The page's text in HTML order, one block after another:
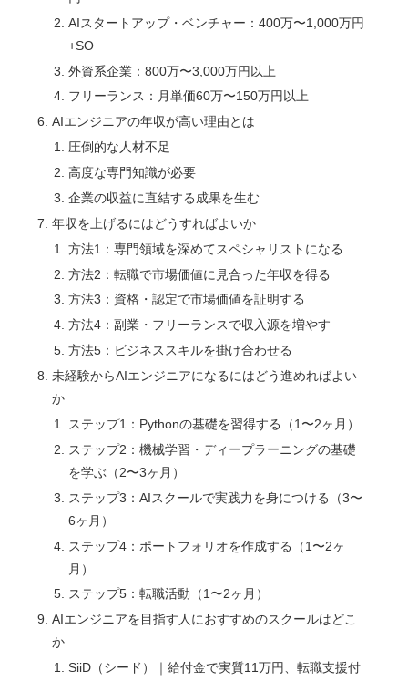
AIスタートアップ・ベンチャー：400万〜1,000万円
+SO
外資系企業：800万〜3,000万円以上
フリーランス：月単価60万〜150万円以上
AIエンジニアの年収が高い理由とは
圧倒的な人材不足
高度な専門知識が必要
企業の収益に直結する成果を生む
年収を上げるにはどうすればよいか
方法1：専門領域を深めてスペシャリストになる
方法2：転職で市場価値に見合った年収を得る
方法3：資格・認定で市場価値を証明する
方法4：副業・フリーランスで収入源を増やす
方法5：ビジネススキルを掛け合わせる
未経験からAIエンジニアになるにはどう進めればよい
か
ステップ1：Pythonの基礎を習得する（1〜2ヶ月）
ステップ2：機械学習・ディープラーニングの基礎
を学ぶ（2〜3ヶ月）
ステップ3：AIスクールで実践力を身につける（3〜
6ヶ月）
ステップ4：ポートフォリオを作成する（1〜2ヶ
月）
ステップ5：転職活動（1〜2ヶ月）
AIエンジニアを目指す人におすすめのスクールはどこ
か
SiiD（シード）｜給付金で実質11万円、転職支援付